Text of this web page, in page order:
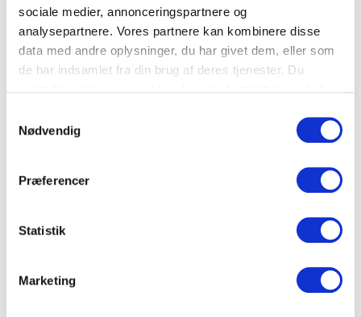
sociale medier, annonceringspartnere og
analysepartnere. Vores partnere kan kombinere disse
data med andre oplysninger, du har givet dem, eller som
de har indsamlet fra din brug af deres tjenester. Du
Nødvendig
Præferencer
Statistik
Marketing